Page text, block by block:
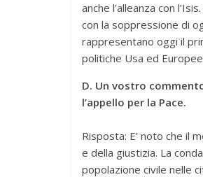
anche l’alleanza con
con la soppressione di
rappresentano oggi il
politiche Usa ed
D. Un vostro
l’appello per la Pace.
Risposta: E’ noto che il
e della giustizia. La
popolazione civile nelle